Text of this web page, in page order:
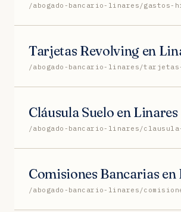
/abogado-bancario-linares/gastos-
Tarjetas Revolving en
/abogado-bancario-linares/
Cláusula Suelo en Linares
/abogado-bancario-linares/
Comisiones Bancarias en
/abogado-bancario-linares/